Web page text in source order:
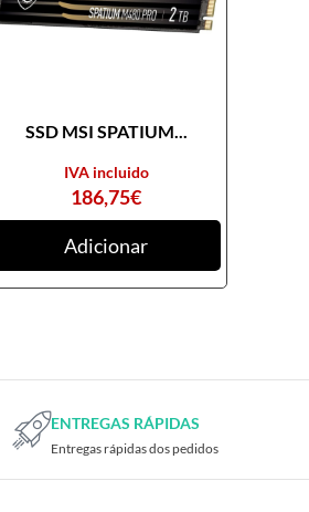
SSD MSI SPATIUM...
186,75€
IVA incluido
Adicionar
ENTREGAS RÁPIDAS
Entregas rápidas dos pedidos